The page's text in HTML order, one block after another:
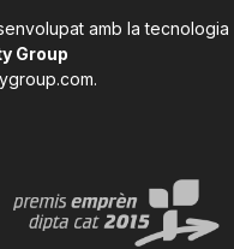
amb la tecnologia
Group
.